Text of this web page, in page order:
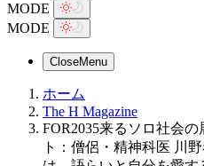
MODE
MODE
CloseMenu
ホーム
The H Magazine
FOR2035来るソロ社会
ト：僧侶・精神科医 川